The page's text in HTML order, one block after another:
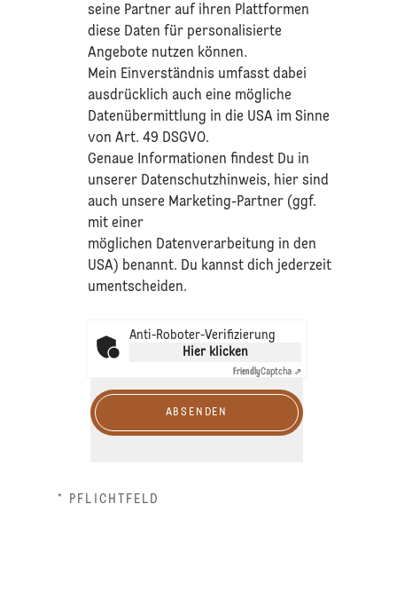
seine Partner auf ihren Plattformen
diese Daten für personalisierte
Angebote nutzen können.
Mein Einverständnis umfasst dabei
ausdrücklich auch eine mögliche
Datenübermittlung in die USA im Sinne
von Art. 49 DSGVO.​
​Genaue Informationen findest Du in
unserer Datenschutzhinweis, hier sind
auch unsere Marketing-Partner (ggf.
mit einer
möglichen Datenverarbeitung in den
USA) benannt. Du kannst dich jederzeit
umentscheiden.
Anti-Roboter-Verifizierung
Hier klicken
FriendlyCaptcha ⇗
ABSENDEN
* PFLICHTFELD